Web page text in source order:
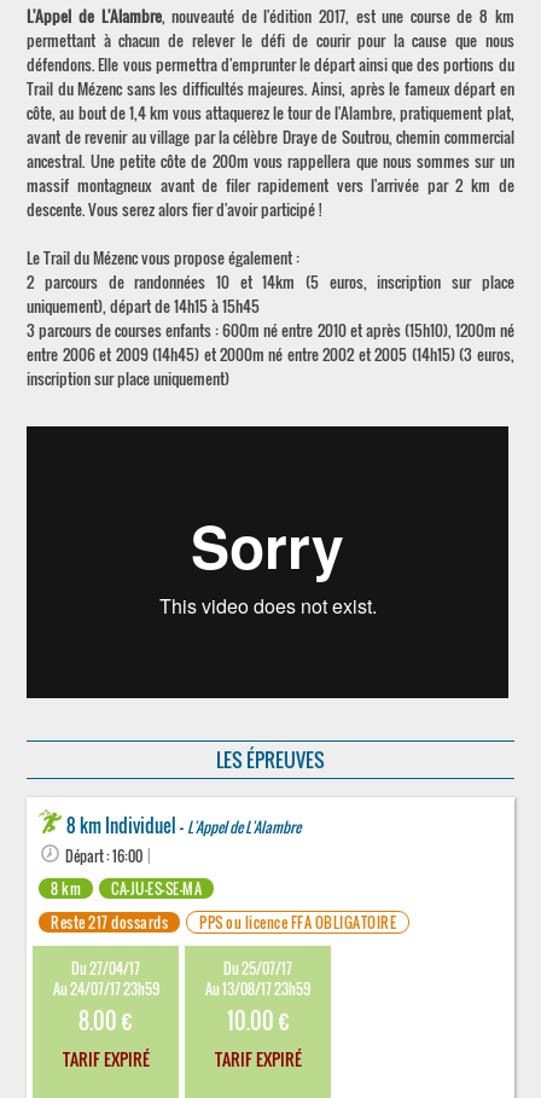
L'Appel de L'Alambre, nouveauté de l'édition 2017, est une course de 8 km
permettant à chacun de relever le défi de courir pour la cause que nous
défendons. Elle vous permettra d'emprunter le départ ainsi que des portions du
Trail du Mézenc sans les difficultés majeures. Ainsi, après le fameux départ en
côte, au bout de 1,4 km vous attaquerez le tour de l'Alambre, pratiquement plat,
avant de revenir au village par la célèbre Draye de Soutrou, chemin commercial
ancestral. Une petite côte de 200m vous rappellera que nous sommes sur un
massif montagneux avant de filer rapidement vers l'arrivée par 2 km de
descente. Vous serez alors fier d'avoir participé !
Le Trail du Mézenc vous propose également :
2 parcours de randonnées 10 et 14km (5 euros, inscription sur place
uniquement), départ de 14h15 à 15h45
3 parcours de courses enfants : 600m né entre 2010 et après (15h10), 1200m né
entre 2006 et 2009 (14h45) et 2000m né entre 2002 et 2005 (14h15) (3 euros,
inscription sur place uniquement)
LES ÉPREUVES
8 km Individuel - L'Appel de L'Alambre
Départ : 16:00
8 km
CA-JU-ES-SE-MA
Reste 217 dossards
PPS ou licence FFA OBLIGATOIRE
Du 27/04/17
Au 24/07/17 23h59
8.00 €
TARIF EXPIRÉ
Du 25/07/17
Au 13/08/17 23h59
10.00 €
TARIF EXPIRÉ